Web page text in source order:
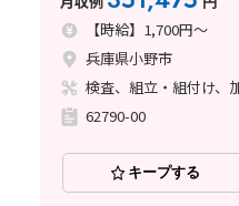
【時給】1,700円～
兵庫県小野市
検査、組立・組付け、
62790-00
キープする